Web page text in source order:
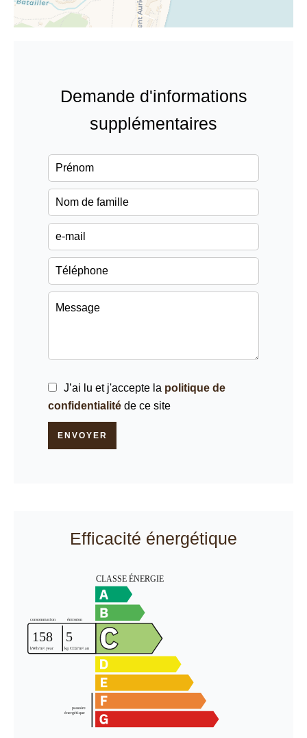
Demande d'informations
supplémentaires
J’ai lu et j'accepte la politique de
confidentialité de ce site
ENVOYER
Efficacité énergétique